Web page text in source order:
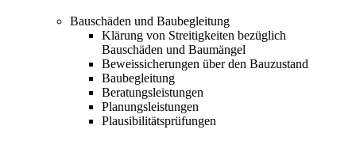
Bauschäden und Baubegleitung
Klärung von Streitigkeiten bezüglich
Bauschäden und Baumängel
Beweissicherungen über den Bauzustand
Baubegleitung
Beratungsleistungen
Planungsleistungen
Plausibilitätsprüfungen